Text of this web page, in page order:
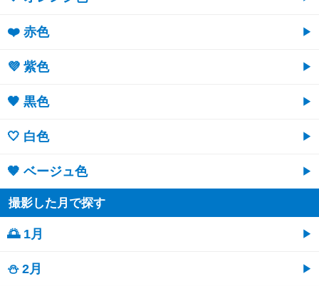
❤️ 赤色
💜 紫色
🖤 黒色
🤍 白色
🤎 ベージュ色
撮影した月で探す
🌅 1月
⛄ 2月